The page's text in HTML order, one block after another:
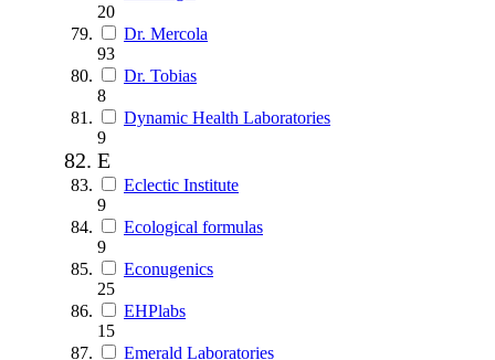
20
Dr. Mercola
93
Dr. Tobias
8
Dynamic Health Laboratories
9
E
Eclectic Institute
9
Ecological formulas
9
Econugenics
25
EHPlabs
15
Emerald Laboratories